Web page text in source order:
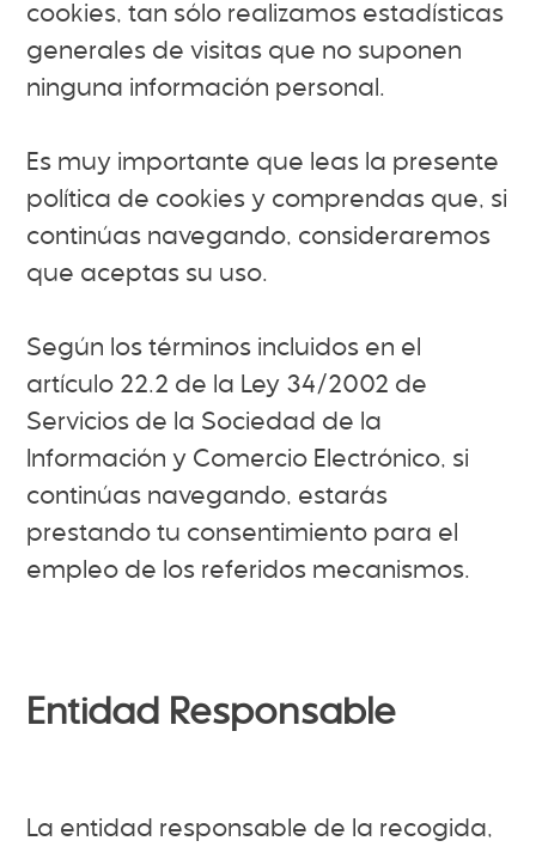
cookies, tan sólo realizamos estadísticas
generales de visitas que no suponen
ninguna información personal.
Es muy importante que leas la presente
política de cookies y comprendas que, si
continúas navegando, consideraremos
que aceptas su uso.
Según los términos incluidos en el
artículo 22.2 de la Ley 34/2002 de
Servicios de la Sociedad de la
Información y Comercio Electrónico, si
continúas navegando, estarás
prestando tu consentimiento para el
empleo de los referidos mecanismos.
Entidad Responsable
La entidad responsable de la recogida,